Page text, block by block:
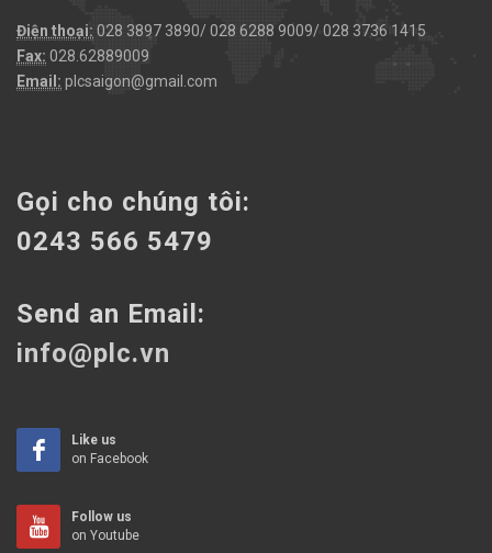
Điện thoại: 028 3897 3890/ 028 6288 9009/ 028 3736 1415
Fax: 028.62889009
Email: plcsaigon@gmail.com
Gọi cho chúng tôi:
0243 566 5479
Send an Email:
info@plc.vn
Like us
on Facebook
Follow us
on Youtube